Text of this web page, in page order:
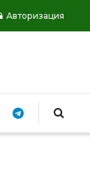
Авторизация